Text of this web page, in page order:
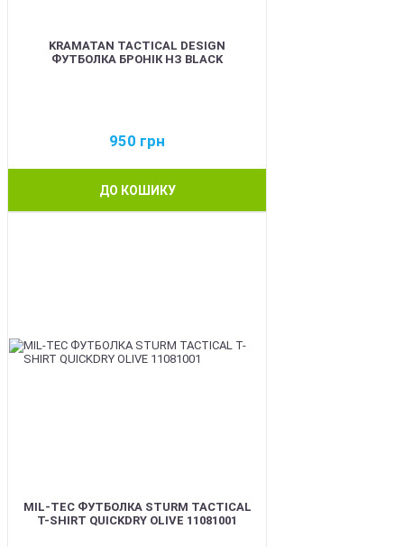
KRAMATAN TACTICAL DESIGN
ФУТБОЛКА БРОНІК НЗ BLACK
950 грн
ДО КОШИКУ
MIL-TEC ФУТБОЛКА STURM TACTICAL
T-SHIRT QUICKDRY OLIVE 11081001